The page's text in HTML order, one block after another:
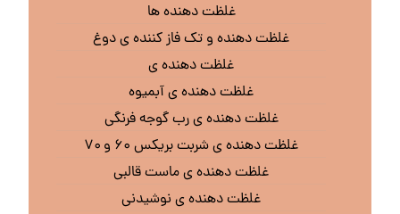
غلظت دهنده ها
غلظت دهنده و تک فاز کننده ی دوغ
غلظت دهنده ی
غلظت دهنده ی آبمیوه
غلظت دهنده ی رب گوجه فرنگی
غلظت دهنده ی شربت بریکس ۶۰ و ۷۰
غلظت دهنده ی ماست قالبی
غلظت دهنده ی نوشیدنی